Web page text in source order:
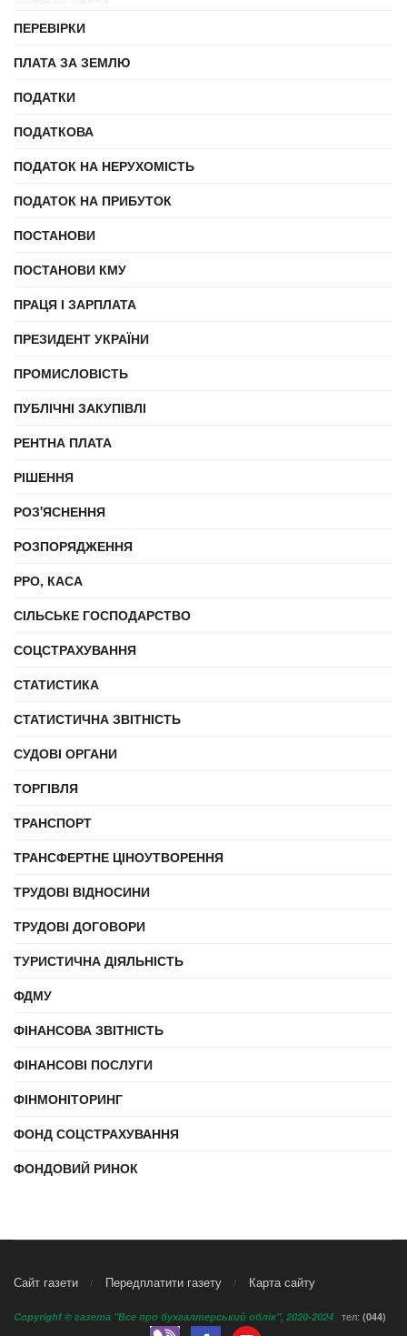
ПЕРЕВІРКИ
ПЛАТА ЗА ЗЕМЛЮ
ПОДАТКИ
ПОДАТКОВА
ПОДАТОК НА НЕРУХОМІСТЬ
ПОДАТОК НА ПРИБУТОК
ПОСТАНОВИ
ПОСТАНОВИ КМУ
ПРАЦЯ І ЗАРПЛАТА
ПРЕЗИДЕНТ УКРАЇНИ
ПРОМИСЛОВІСТЬ
ПУБЛІЧНІ ЗАКУПІВЛІ
РЕНТНА ПЛАТА
РІШЕННЯ
РОЗ'ЯСНЕННЯ
РОЗПОРЯДЖЕННЯ
РРО, КАСА
СІЛЬСЬКЕ ГОСПОДАРСТВО
СОЦСТРАХУВАННЯ
СТАТИСТИКА
СТАТИСТИЧНА ЗВІТНІСТЬ
СУДОВІ ОРГАНИ
ТОРГІВЛЯ
ТРАНСПОРТ
ТРАНСФЕРТНЕ ЦІНОУТВОРЕННЯ
ТРУДОВІ ВІДНОСИНИ
ТРУДОВІ ДОГОВОРИ
ТУРИСТИЧНА ДІЯЛЬНІСТЬ
ФДМУ
ФІНАНСОВА ЗВІТНІСТЬ
ФІНАНСОВІ ПОСЛУГИ
ФІНМОНІТОРИНГ
ФОНД СОЦСТРАХУВАННЯ
ФОНДОВИЙ РИНОК
Сайт газети Передплатити газету Карта сайту
Copyright © газета "Все про бухгалтерський облік", 2020-2024 тел: (044)